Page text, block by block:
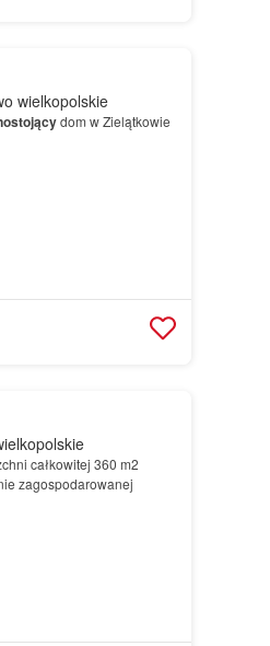
wielkopolskie
dom w Zielątkowie
całkowitej 360 m2
zagospodarowanej